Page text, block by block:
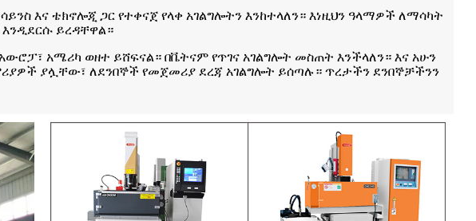
እና ቴክኖሎጂ ጋር የተቀናጀ የላቀ አገልግሎትን እንከተላለን። እነዚህን ዓላማዎች ለማሳካት
ይረዳቸዋል።
አሜሪካ ወዘተ ይሸፍናል። በቬትናም የጥገና አገልግሎት መስጠት እንችላለን። እና አሁን
ያሏቸው፣ ለደንበኞች የመጀመሪያ ደረጃ አገልግሎት ይሰጣሉ። ጥረታችን ደንበኞቻችንን